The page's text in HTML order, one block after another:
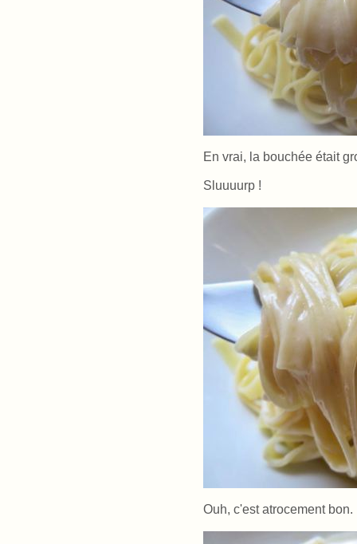
En vrai, la bouchée était
Sluuuurp !
Ouh, c'est atrocement bon.